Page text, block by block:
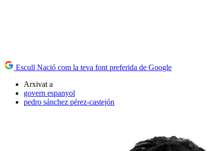
Escull Nació com la teva font preferida de Google
Arxivat a
govern espanyol
pedro sánchez pérez-castejón